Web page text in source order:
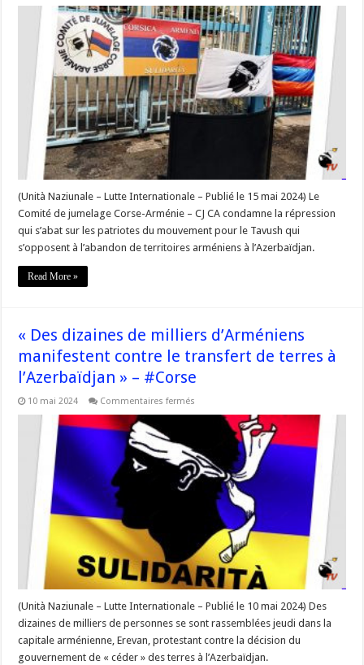
:
halte
à
la
répression »
–
#Corse
(Unità Naziunale – Lutte Internationale – Publié le 15 mai 2024) Le
Comité de jumelage Corse-Arménie – CJ CA condamne la répression
qui s’abat sur les patriotes du mouvement pour le Tavush qui
s’opposent à l’abandon de territoires arméniens à l’Azerbaïdjan.
Read More »
« Des dizaines de milliers d’Arméniens
manifestent contre le transfert de terres à
l’Azerbaïdjan » – #Corse
10 mai 2024 Commentaires fermés
dizaines
d’Arméniens
manifestent
contre
transfert
terres
l’Azerbaïdjan »
–
#Corse
(Unità Naziunale – Lutte Internationale – Publié le 10 mai 2024) Des
dizaines de milliers de personnes se sont rassemblées jeudi dans la
capitale arménienne, Erevan, protestant contre la décision du
gouvernement de « céder » des terres à l’Azerbaïdjan.